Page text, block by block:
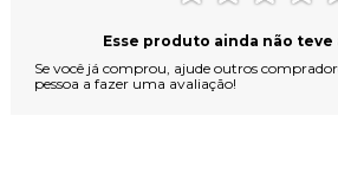
Esse produto ainda não teve
Se você já comprou, ajude outros
pessoa a fazer uma avaliação!